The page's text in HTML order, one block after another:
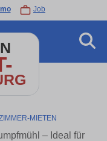
Job
MIETEN
– Ideal für